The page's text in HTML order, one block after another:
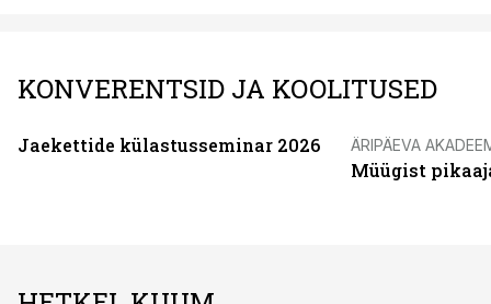
KONVERENTSID JA KOOLITUSED
Jaekettide külastusseminar 2026 ÄRIPÄEVA
Müügist